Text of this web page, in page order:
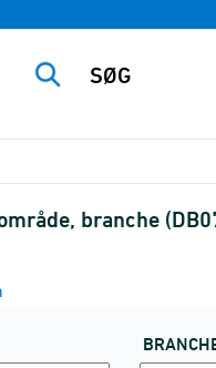
branche